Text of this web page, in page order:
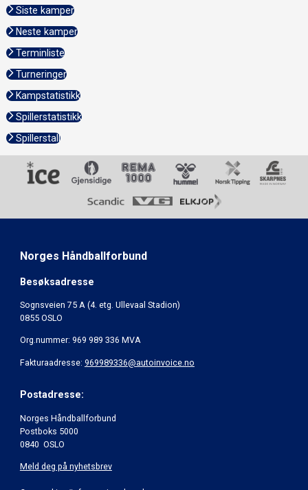
Siste kamper
Neste kamper
Terminliste
Turneringer
Kampstatistikk
Spillerstatistikk
Spillerstall
Norges Håndballforbund
Besøksadresse
Sognsveien 75 A (4. etg. Ullevaal Stadion)
0855 OSLO
Org.nummer: 969 989 336 MVA
Fakturaadresse: 969989336@autoinvoice.no
Postadresse:
Norges Håndballforbund
Postboks 5000
0840 OSLO
Meld deg på nyhetsbrev